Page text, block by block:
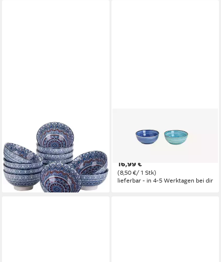
Müslischale Müslischalen
Porzellan 650 ml Eisschale 12
pièces Mandala türkis
102,95 €
lieferbar in 2 Wochen
Müslischale 2er-Set
Müslischalen aus Steingut,
16,99 €
(8,50 €/ 1 Stk)
lieferbar - in 4-5 Werktagen bei dir